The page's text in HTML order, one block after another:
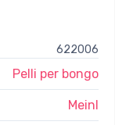
622006
Pelli per bongo
Meinl